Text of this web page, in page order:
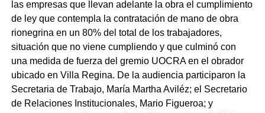
las empresas que llevan adelante la obra el cumplimiento
de ley que contempla la contratación de mano de obra
rionegrina en un 80% del total de los trabajadores,
situación que no viene cumpliendo y que culminó con
una medida de fuerza del gremio UOCRA en el obrador
ubicado en Villa Regina. De la audiencia participaron la
Secretaria de Trabajo, María Martha Aviléz; el Secretario
de Relaciones Institucionales, Mario Figueroa; y